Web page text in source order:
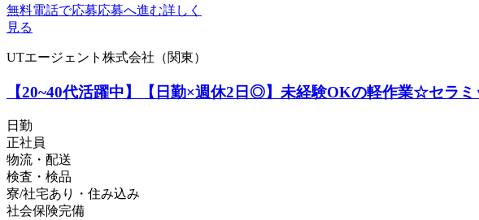
無料電話で応募応募へ進む詳しく
見る
UTエージェント株式会社（関東）
【20~40代活躍中】【日勤×週休2日◎】未経験OKの軽作業☆セラ
日勤
正社員
物流・配送
検査・検品
寮/社宅あり・住み込み
社会保険完備